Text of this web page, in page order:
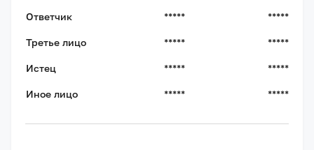
Ответчик ***** *****
Третье лицо ***** *****
Истец ***** *****
Иное лицо ***** *****